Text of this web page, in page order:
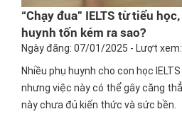
“Chạy đua” IELTS từ tiểu
huynh tốn kém ra sao?
Ngày đăng: 07/01/2025 - Lượt
Nhiều phụ huynh cho con học
nhưng việc này có thể gây căng
này chưa đủ kiến thức và sức bền.